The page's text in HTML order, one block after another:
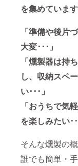
を集めています
「準備や後片
大変･･･」
「燻製器は持
し、収納スペ
い･･･」
「おうちで気
を楽しみたい･･
そんな燻製の
誰でも簡単・